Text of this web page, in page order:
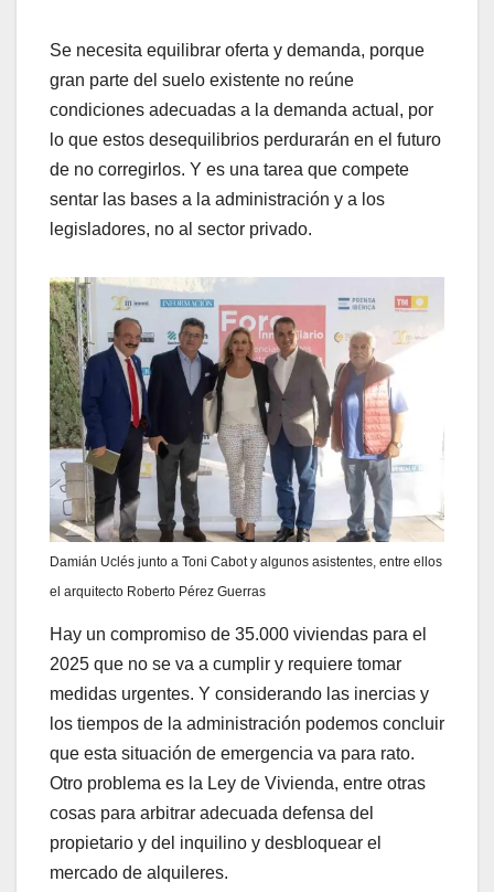
Se necesita equilibrar oferta y demanda, porque
gran parte del suelo existente no reúne
condiciones adecuadas a la demanda actual, por
lo que estos desequilibrios perdurarán en el futuro
de no corregirlos. Y es una tarea que compete
sentar las bases a la administración y a los
legisladores, no al sector privado.
Damián Uclés junto a Toni Cabot y algunos asistentes, entre ellos
el arquitecto Roberto Pérez Guerras
Hay un compromiso de 35.000 viviendas para el
2025 que no se va a cumplir y requiere tomar
medidas urgentes. Y considerando las inercias y
los tiempos de la administración podemos concluir
que esta situación de emergencia va para rato.
Otro problema es la Ley de Vivienda, entre otras
cosas para arbitrar adecuada defensa del
propietario y del inquilino y desbloquear el
mercado de alquileres.